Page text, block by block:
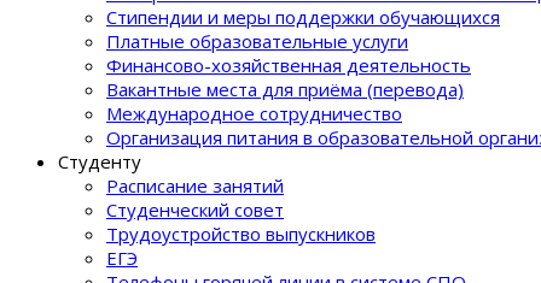
Стипендии и меры поддержки обучающихся
Платные образовательные услуги
Финансово-хозяйственная деятельность
Вакантные места для приёма (перевода)
Международное сотрудничество
Организация питания в образовательной
Студенту
Расписание занятий
Студенческий совет
Трудоустройство выпускников
ЕГЭ